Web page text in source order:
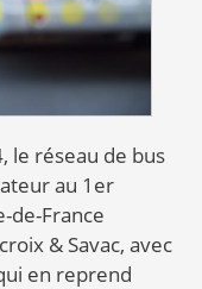
le réseau de bus
au 1er
de-France
& Savac, avec
en reprend